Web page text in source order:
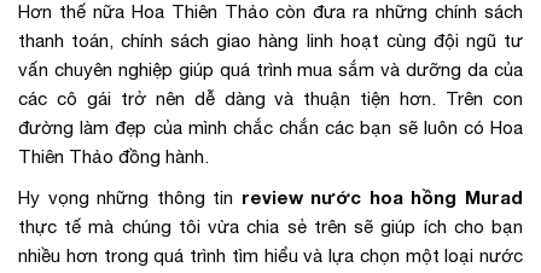
Hơn thế nữa Hoa Thiên Thảo còn đưa ra những chính sách
thanh toán, chính sách giao hàng linh hoạt cùng đội ngũ tư
vấn chuyên nghiệp giúp quá trình mua sắm và dưỡng da của
các cô gái trở nên dễ dàng và thuận tiện hơn. Trên con
đường làm đẹp của mình chắc chắn các bạn sẽ luôn có Hoa
Thiên Thảo đồng hành.
Hy vọng những thông tin review nước hoa hồng Murad
thực tế mà chúng tôi vừa chia sẻ trên sẽ giúp ích cho bạn
nhiều hơn trong quá trình tìm hiểu và lựa chọn một loại nước